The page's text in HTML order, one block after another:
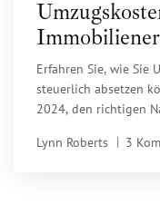
Pauschalen
sparen
Erfahren Sie, wie Sie
steuerlich absetzen
2024, den richtigen
Lynn Roberts
3